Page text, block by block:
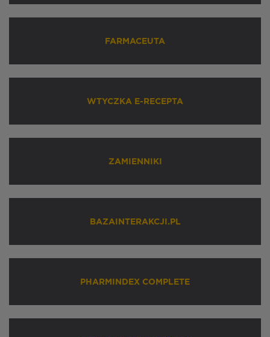
FARMACEUTA
WTYCZKA E-RECEPTA
ZAMIENNIKI
BAZAINTERAKCJI.PL
PHARMINDEX COMPLETE